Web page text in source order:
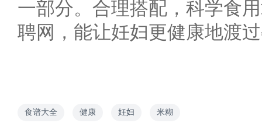
一部分。合理搭配，科学食
聘网，能让妊妇更健康地渡
食谱大全 健康 妊妇 米糊